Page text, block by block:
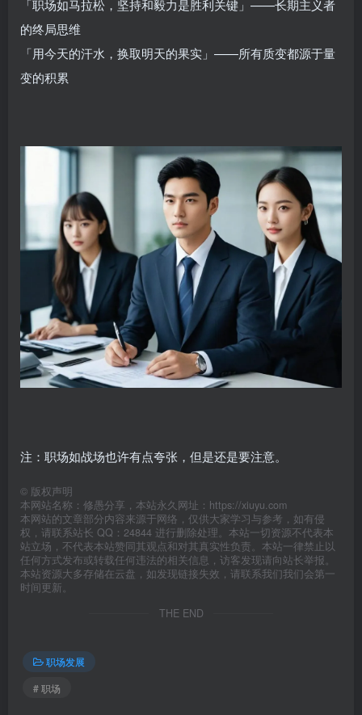
「职场如马拉松，坚持和毅力是胜利关键」——长期主义者
的终局思维‌
「用今天的汗水，换取明天的果实」——所有质变都源于量
变的积累‌
注‌：职场如战场也许有点夸张，但是还是要注意。
© 版权声明
本网站名称：修愚分享，本站永久网址：https://xiuyu.com
本网站的文章部分内容来源于网络，仅供大家学习与参考，如有侵
权，请联系站长 QQ：24844 进行删除处理。本站一切资源不代表本
站立场，不代表本站赞同其观点和对其真实性负责。本站一律禁止以
任何方式发布或转载任何违法的相关信息，访客发现请向站长举报。
本站资源大多存储在云盘，如发现链接失效，请联系我们我们会第一
时间更新。
THE END
职场发展
# 职场